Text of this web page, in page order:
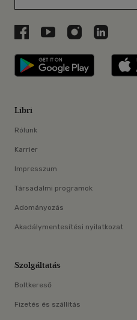
Libri a Facebookon
Libri a Youtube-on
Libri azLibri a
Libri
Libri
Rólunk
Karrier
Impresszum
Társadalmi programok
Adományozás
Akadálymentesítési nyilatkozat
Szolgáltatás
Boltkereső
Fizetés és szállítás